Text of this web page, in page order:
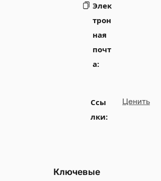
Элек
трон
ная
почт
а:
Ссы
лки:
Ценить
Ключевые